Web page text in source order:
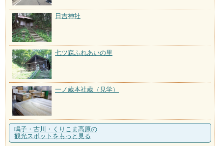
日吉神社
七ツ森ふれあいの里
一ノ蔵本社蔵（見学）
鳴子・古川・くりこま高原の
観光スポットをもっと見る